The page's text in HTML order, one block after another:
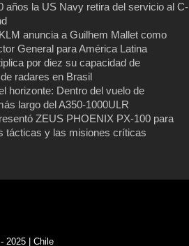
años la US Navy retira del servicio al C-
anuncia a Guilhem Mallet como
General para América Latina
por diez su capacidad de
radares en Brasil
horizonte: Dentro del vuelo de
largo del A350-1000ULR
ZEUS PHOENIX PX-100 para
tácticas y las misiones críticas
2025 | Chile